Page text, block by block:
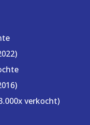
verkocht)